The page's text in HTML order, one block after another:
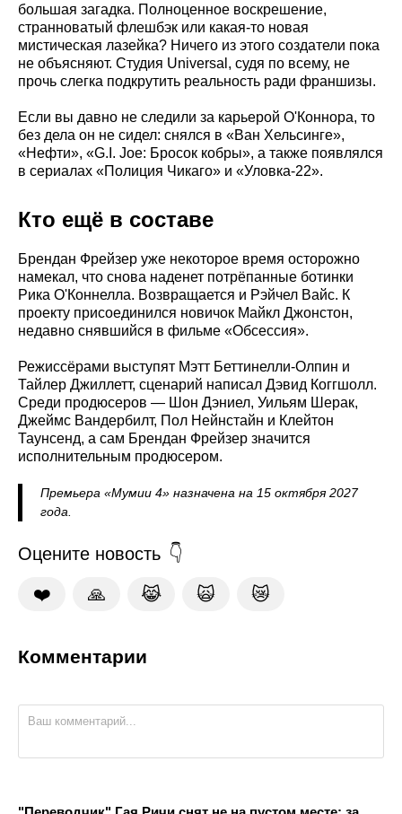
большая загадка. Полноценное воскрешение,
странноватый флешбэк или какая-то новая
мистическая лазейка? Ничего из этого создатели пока
не объясняют. Студия Universal, судя по всему, не
прочь слегка подкрутить реальность ради франшизы.
Если вы давно не следили за карьерой О'Коннора, то
без дела он не сидел: снялся в «Ван Хельсинге»,
«Нефти», «G.I. Joe: Бросок кобры», а также появлялся
в сериалах «Полиция Чикаго» и «Уловка-22».
Кто ещё в составе
Брендан Фрейзер уже некоторое время осторожно
намекал, что снова наденет потрёпанные ботинки
Рика О'Коннелла. Возвращается и Рэйчел Вайс. К
проекту присоединился новичок Майкл Джонстон,
недавно снявшийся в фильме «Обсессия».
Режиссёрами выступят Мэтт Беттинелли-Олпин и
Тайлер Джиллетт, сценарий написал Дэвид Коггшолл.
Среди продюсеров — Шон Дэниел, Уильям Шерак,
Джеймс Вандербилт, Пол Нейнстайн и Клейтон
Таунсенд, а сам Брендан Фрейзер значится
исполнительным продюсером.
Премьера «Мумии 4» назначена на 15 октября 2027
года.
Оцените новость
❤️ 🙏 😹 🙀 😿
Комментарии